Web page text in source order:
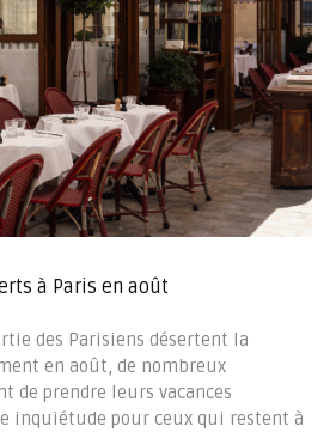
à Paris en août
des Parisiens désertent la
en août, de nombreux
de prendre leurs vacances
inquiétude pour ceux qui restent à